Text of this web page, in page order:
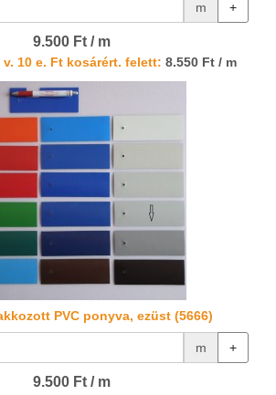
m +
9.500 Ft / m
v. 10 e. Ft kosárért. felett: 8.550 Ft / m
PVC ponyva, ezüst (5666)
m +
9.500 Ft / m